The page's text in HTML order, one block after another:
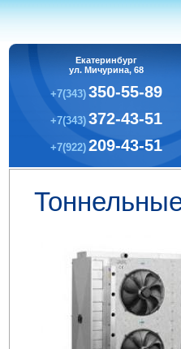
Екатеринбург
ул. Мичурина, 68
+7(343) 350-55-89
+7(343) 372-43-51
+7(922) 209-43-51